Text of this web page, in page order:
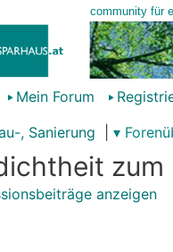
Mein Forum
, Sanierung ▾
zum
anzeigen